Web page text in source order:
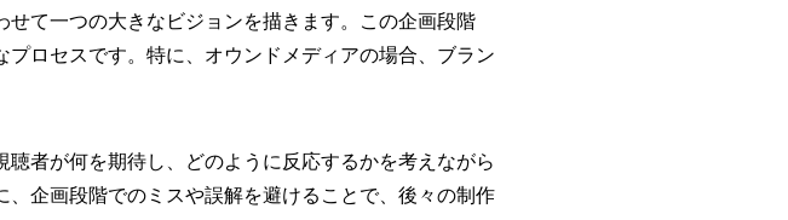
て一つの大きなビジョンを描きます。この企画段階
ロセスです。特に、オウンドメディアの場合、ブラン
者が何を期待し、どのように反応するかを考えながら
企画段階でのミスや誤解を避けることで、後々の制作